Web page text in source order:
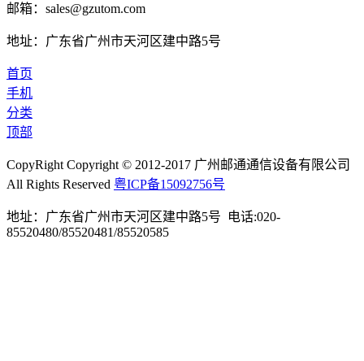
邮箱：sales@gzutom.com
地址：广东省广州市天河区建中路5号
首页
手机
分类
顶部
CopyRight Copyright © 2012-2017 广州邮通通信设备有限公司
All Rights Reserved 粤ICP备15092756号
地址：广东省广州市天河区建中路5号 电话:020-
85520480/85520481/85520585